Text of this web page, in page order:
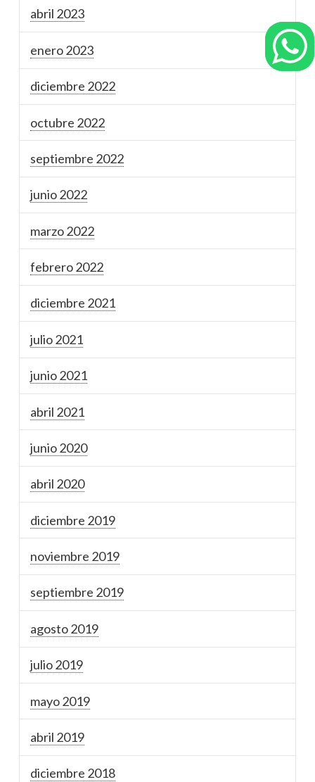
abril 2023
enero 2023
diciembre 2022
octubre 2022
septiembre 2022
junio 2022
marzo 2022
febrero 2022
diciembre 2021
julio 2021
junio 2021
abril 2021
junio 2020
abril 2020
diciembre 2019
noviembre 2019
septiembre 2019
agosto 2019
julio 2019
mayo 2019
abril 2019
diciembre 2018